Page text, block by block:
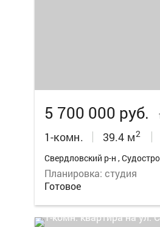
5 700 000 руб.
1-комн. 39.4 м2
Свердловский р-н ,
Планировка: студия
Готовое